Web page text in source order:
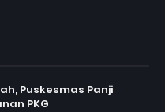
Puskesmas Panji
PKG